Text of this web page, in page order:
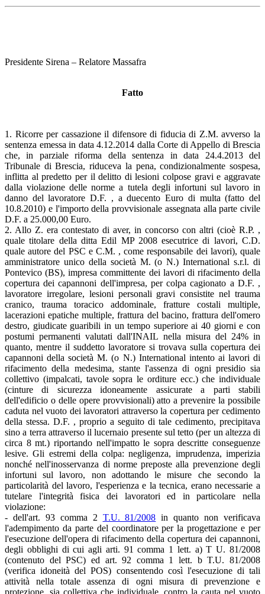
Presidente Sirena – Relatore Massafra
Fatto
1. Ricorre per cassazione il difensore di fiducia di Z.M. avverso la
sentenza emessa in data 4.12.2014 dalla Corte di Appello di Brescia
che, in parziale riforma della sentenza in data 24.4.2013 del
Tribunale di Brescia, riduceva la pena, condizionalmente sospesa,
inflitta al predetto per il delitto di lesioni colpose gravi e aggravate
dalla violazione delle norme a tutela degli infortuni sul lavoro in
danno del lavoratore D.F. , a duecento Euro di multa (fatto del
10.8.2010) e l'importo della provvisionale assegnata alla parte civile
D.F. a 25.000,00 Euro.
2. Allo Z. era contestato di aver, in concorso con altri (cioè R.P. ,
quale titolare della ditta Edil MP 2008 esecutrice di lavori, C.D.
quale autore del PSC e C.M. , come responsabile dei lavori), quale
amministratore unico della società M. (o N.) International s.r.l. di
Pontevico (BS), impresa committente dei lavori di rifacimento della
copertura dei capannoni dell'impresa, per colpa cagionato a D.F. ,
lavoratore irregolare, lesioni personali gravi consistite nel trauma
cranico, trauma toracico addominale, fratture costali multiple,
lacerazioni epatiche multiple, frattura del bacino, frattura dell'omero
destro, giudicate guaribili in un tempo superiore ai 40 giorni e con
postumi permanenti valutati dall'INAIL nella misura del 24% in
quanto, mentre il suddetto lavoratore si trovava sulla copertura dei
capannoni della società M. (o N.) International intento ai lavori di
rifacimento della medesima, stante l'assenza di ogni presidio sia
collettivo (impalcati, tavole sopra le orditure ecc.) che individuale
(cinture di sicurezza idoneamente assicurate a parti stabili
dell'edificio o delle opere provvisionali) atto a prevenire la possibile
caduta nel vuoto dei lavoratori attraverso la copertura per cedimento
della stessa. D.F. , proprio a seguito di tale cedimento, precipitava
sino a terra attraverso il lucernaio presente sul tetto (per un altezza di
circa 8 mt.) riportando nell'impatto le sopra descritte conseguenze
lesive. Gli estremi della colpa: negligenza, imprudenza, imperizia
nonché nell'inosservanza di norme preposte alla prevenzione degli
infortuni sul lavoro, non adottando le misure che secondo la
particolarità del lavoro, l'esperienza e la tecnica, erano necessarie a
tutelare l'integrità fisica dei lavoratori ed in particolare nella
violazione:
- dell'art. 93 comma 2 T.U. 81/2008 in quanto non verificava
l'adempimento da parte del coordinatore per la progettazione e per
l'esecuzione dell'opera di rifacimento della copertura dei capannoni,
degli obblighi di cui agli arti. 91 comma 1 lett. a) T U. 81/2008
(contenuto del PSC) ed art. 92 comma 1 lett. b T.U. 81/2008
(verifica idoneità del POS) consentendo così l'esecuzione di tali
attività nella totale assenza di ogni misura di prevenzione e
protezione, sia collettiva che individuale, contro la cauta nel vuoto